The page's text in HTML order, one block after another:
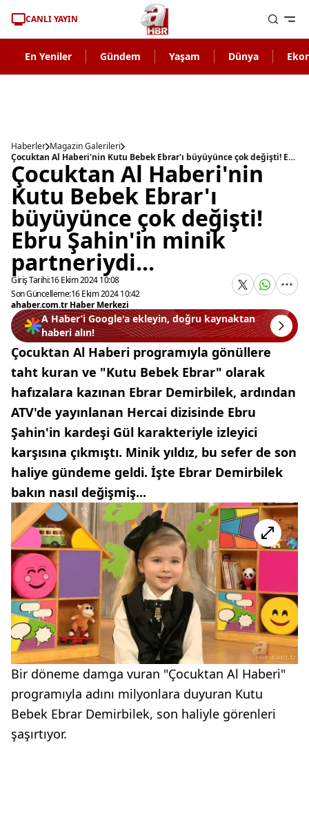
CANLI YAYIN
En Yeniler Gündem Yaşam Dünya
Haberler Magazin Galerileri
Çocuktan Al Haberi'nin Kutu Bebek Ebrar'ı büyüyünce çok değişti! Ebru Şahin'in minik partneriydi...
Çocuktan Al Haberi'nin
Kutu Bebek Ebrar'ı
büyüyünce çok değişti!
Ebru Şahin'in minik
partneriydi...
Giriş Tarihi:16 Ekim 2024 10:08
Son Güncelleme:16 Ekim 2024 10:42
ahaber.com.tr Haber Merkezi
A Haber’i Google'a ekleyin, doğru kaynaktan
haberi alın!
Çocuktan Al Haberi programıyla gönüllere
taht kuran ve "Kutu Bebek Ebrar" olarak
hafızalara kazınan Ebrar Demirbilek, ardından
ATV'de yayınlanan Hercai dizisinde Ebru
Şahin'in kardeşi Gül karakteriyle izleyici
karşısına çıkmıştı. Minik yıldız, bu sefer de son
haliye gündeme geldi. İşte Ebrar Demirbilek
bakın nasıl değişmiş...
Bir döneme damga vuran "Çocuktan Al Haberi"
programıyla adını milyonlara duyuran Kutu
Bebek Ebrar Demirbilek, son haliyle görenleri
şaşırtıyor.